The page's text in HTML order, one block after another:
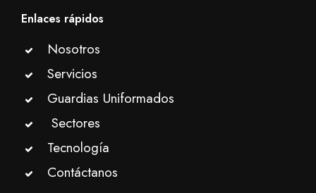
Enlaces rápidos
Nosotros
Servicios
Guardias Uniformados
Sectores
Tecnología
Contáctanos